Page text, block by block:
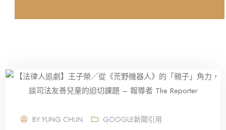
BYYUNG CHUN GOOGLE新聞引用